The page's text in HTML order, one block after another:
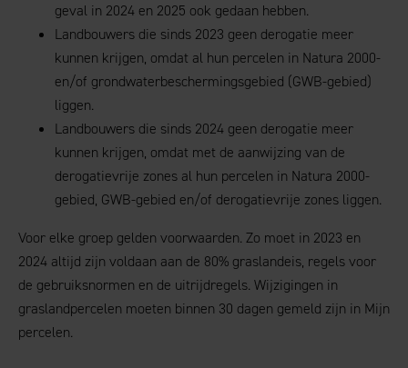
geval in 2024 en 2025 ook gedaan hebben.
Landbouwers die sinds 2023 geen derogatie meer
kunnen krijgen, omdat al hun percelen in Natura 2000-
en/of grondwaterbeschermingsgebied (GWB-gebied)
liggen.
Landbouwers die sinds 2024 geen derogatie meer
kunnen krijgen, omdat met de aanwijzing van de
derogatievrije zones al hun percelen in Natura 2000-
gebied, GWB-gebied en/of derogatievrije zones liggen.
Voor elke groep gelden voorwaarden. Zo moet in 2023 en
2024 altijd zijn voldaan aan de 80% graslandeis, regels voor
de gebruiksnormen en de uitrijdregels. Wijzigingen in
graslandpercelen moeten binnen 30 dagen gemeld zijn in Mijn
percelen.